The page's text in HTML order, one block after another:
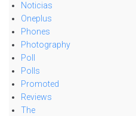
Noticias
Oneplus
Phones
Photography
Poll
Polls
Promoted
Reviews
The